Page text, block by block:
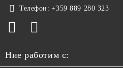
Телефон: +359 889 280 323
Ние работим с: